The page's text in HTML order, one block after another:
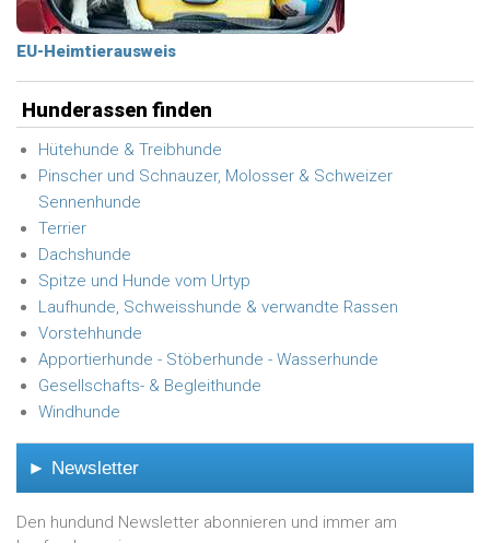
EU-Heimtierausweis
Hunderassen finden
Hütehunde & Treibhunde
Pinscher und Schnauzer, Molosser & Schweizer
Sennenhunde
Terrier
Dachshunde
Spitze und Hunde vom Urtyp
Laufhunde, Schweisshunde & verwandte Rassen
Vorstehhunde
Apportierhunde - Stöberhunde - Wasserhunde
Gesellschafts- & Begleithunde
Windhunde
► Newsletter
Den hundund Newsletter abonnieren und immer am